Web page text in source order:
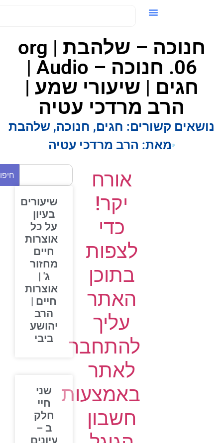
חנוכה – שלהבת org |
06. חנוכה – Audio |
חגים | שיעורי שמע |
הרב מרדכי עטיה
קשורים: חגים,חנוכה,שלהבת
מאת:הרב מרדכי עטיה
אורח
יקר!
כדי
לצפות
בתוכן
האתר
עליך
להתחבר
לאתר
באמצעות
חשבון
חיפוש
שיעורים
בעיון
על כל
אוצרות
חיים
מחזור
ג' |
אוצרות
חיים |
הרב
יהושע
ביבי
שני
חיי
חלק
ב –
עיונים